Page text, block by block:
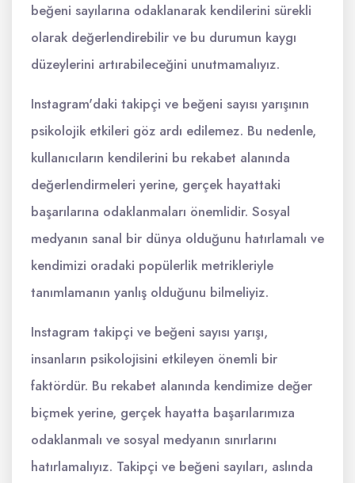
beğeni sayılarına odaklanarak kendilerini sürekli
olarak değerlendirebilir ve bu durumun kaygı
düzeylerini artırabileceğini unutmamalıyız.
Instagram'daki takipçi ve beğeni sayısı yarışının
psikolojik etkileri göz ardı edilemez. Bu nedenle,
kullanıcıların kendilerini bu rekabet alanında
değerlendirmeleri yerine, gerçek hayattaki
başarılarına odaklanmaları önemlidir. Sosyal
medyanın sanal bir dünya olduğunu hatırlamalı ve
kendimizi oradaki popülerlik metrikleriyle
tanımlamanın yanlış olduğunu bilmeliyiz.
Instagram takipçi ve beğeni sayısı yarışı,
insanların psikolojisini etkileyen önemli bir
faktördür. Bu rekabet alanında kendimize değer
biçmek yerine, gerçek hayatta başarılarımıza
odaklanmalı ve sosyal medyanın sınırlarını
hatırlamalıyız. Takipçi ve beğeni sayıları, aslında